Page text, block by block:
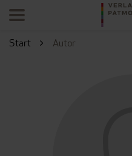
Start Autor